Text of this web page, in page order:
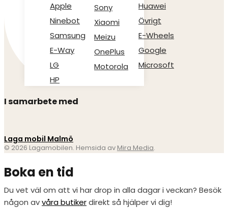
Apple
Ninebot
Samsung
E-Way
LG
HP
Sony
Xiaomi
Meizu
OnePlus
Motorola
Huawei
Övrigt
E-Wheels
Google
Microsoft
I samarbete med
Laga mobil Malmö
© 2026 Lagamobilen. Hemsida av Mira Media.
Boka en tid
Du vet väl om att vi har drop in alla dagar i veckan? Besök
någon avvåra butikerdirekt så hjälper vi dig!